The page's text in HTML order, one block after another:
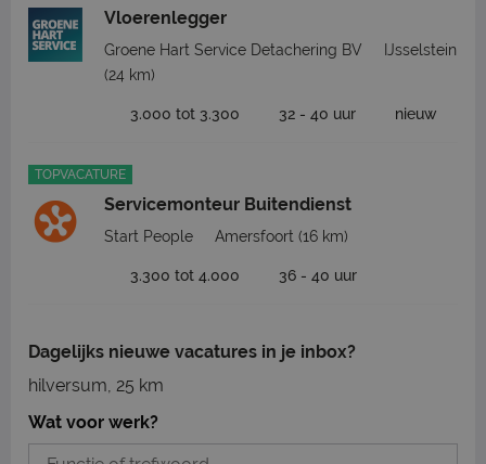
Vloerenlegger
Groene Hart Service Detachering BV
IJsselstein
(24 km)
3.000 tot 3.300 32 - 40 uur nieuw
TOPVACATURE
Servicemonteur Buitendienst
Start People Amersfoort (16 km)
3.300 tot 4.000 36 - 40 uur
Dagelijks nieuwe vacatures in je inbox?
hilversum, 25 km
Wat voor werk?